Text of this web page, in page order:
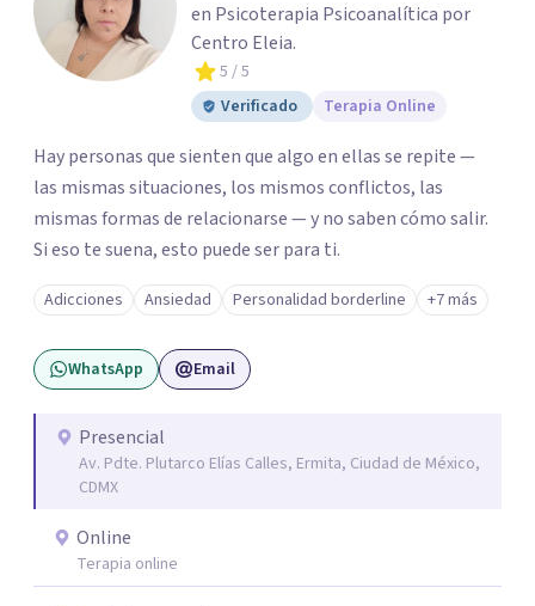
en Psicoterapia Psicoanalítica por
Centro Eleia.
5 / 5
Verificado
Terapia Online
Hay personas que sienten que algo en ellas se repite —
las mismas situaciones, los mismos conflictos, las
mismas formas de relacionarse — y no saben cómo salir.
Si eso te suena, esto puede ser para ti.
Adicciones Ansiedad Personalidad borderline +7 más
WhatsApp Email
Presencial
Av. Pdte. Plutarco Elías Calles, Ermita, Ciudad de México,
CDMX
Online
Terapia online